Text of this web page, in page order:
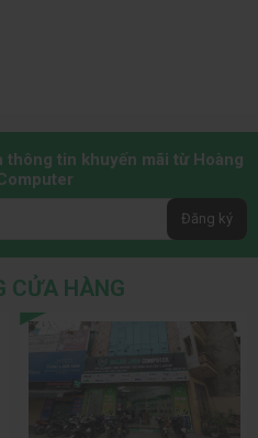
thông tin khuyến mãi từ Hoàng
Đăng ký
CỬA HÀNG